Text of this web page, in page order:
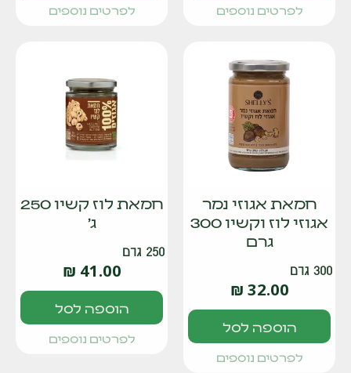
לפרטים נוספים לפרטים נוספים
חמאת אגוזי נמר
אגוזי לוז וקשיו 300
גרם
300 גרם
32.00
₪
הוספה לסל
לפרטים נוספים
חמאת לוז קשיו 250
ג'
250 גרם
41.00
₪
הוספה לסל
לפרטים נוספים